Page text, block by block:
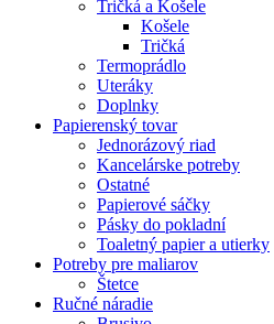
Tričká a Košele
Košele
Tričká
Termoprádlo
Uteráky
Doplnky
Papierenský tovar
Jednorázový riad
Kancelárske potreby
Ostatné
Papierové sáčky
Pásky do pokladní
Toaletný papier a utierky
Potreby pre maliarov
Štetce
Ručné náradie